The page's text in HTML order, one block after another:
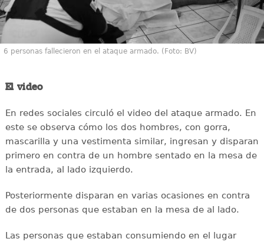
6 personas fallecieron en el ataque armado. (Foto: BV)
El video
En redes sociales circuló el video del ataque armado. En
este se observa cómo los dos hombres, con gorra,
mascarilla y una vestimenta similar, ingresan y disparan
primero en contra de un hombre sentado en la mesa de
la entrada, al lado izquierdo.
Posteriormente disparan en varias ocasiones en contra
de dos personas que estaban en la mesa de al lado.
Las personas que estaban consumiendo en el lugar